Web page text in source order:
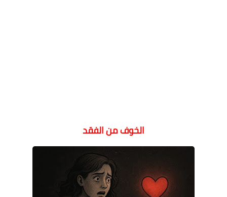
الخوف من الفقد